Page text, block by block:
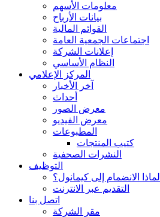
معلومات الأسهم
بيانات الأرباح
القوائم المالية
اجتماعات الجمعية العامة
إعلانات الشركة
النظام الأساسي
المركز الإعلامي
آخر الأخبار
أحداث
معرض الصور
معرض الفيديو
المطبوعات
كتيب المنتجات
النشرات الصحفية
التوظيف
لماذا الانضمام إلى كيمانول؟
التقديم عبر الانترنت
اتصل بنا
مقر الشركة